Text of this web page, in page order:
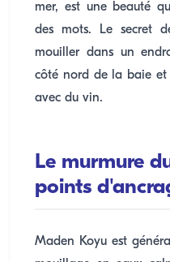
mer, est une beauté
des mots. Le secret
mouiller dans un
côté nord de la baie et
avec du vin.
Le murmure
points
Maden Koyu est